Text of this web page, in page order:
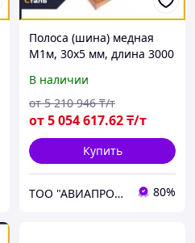
Полоса (шина) медная
М1м, 30х5 мм, длина 3000
В наличии
от5 054 617.62₸/т
от 5 210 946 ₸/т
Купить
ТОО "АВИАПРОМСТАЛЬ" 80%